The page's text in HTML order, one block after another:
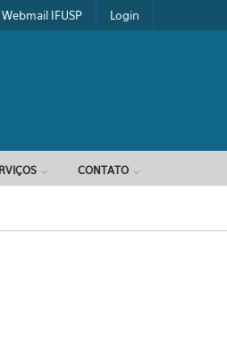
Webmail IFUSP Login
CONTATO